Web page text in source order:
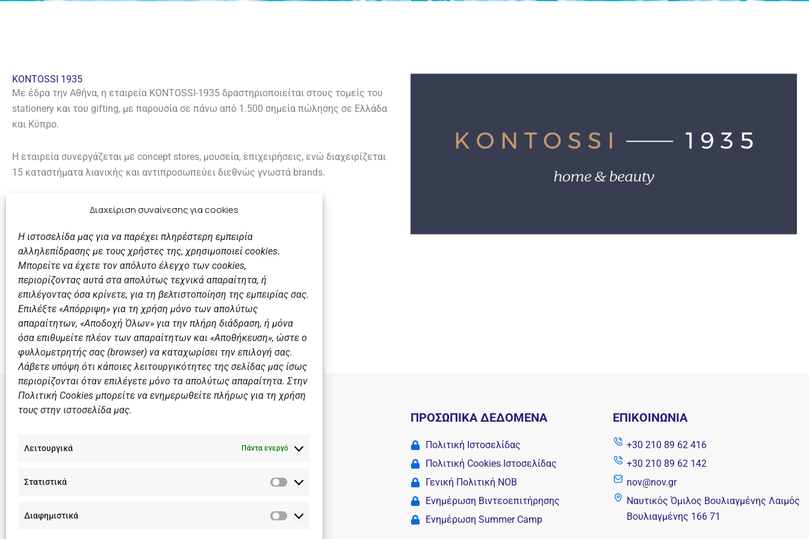
Διαχείριση συναίνεσης για cookies
Η ιστοσελίδα μας για να παρέχει πληρέστερη εμπειρία
αλληλεπίδρασης με τους χρήστες της, χρησιμοποιεί cookies.
Μπορείτε να έχετε τον απόλυτο έλεγχο των cookies,
περιορίζοντας αυτά στα απολύτως τεχνικά απαραίτητα, ή
επιλέγοντας όσα κρίνετε, για τη βελτιστοποίηση της εμπειρίας σας.
Επιλέξτε «Απόρριψη» για τη χρήση μόνο των απολύτως
απαραίτητων, «Αποδοχή Όλων» για την πλήρη διάδραση, ή μόνα
όσα επιθυμείτε πλέον των απαραίτητων και «Αποθήκευση», ώστε ο
φυλλομετρητής σας (browser) να καταχωρίσει την επιλογή σας.
Λάβετε υπόψη ότι κάποιες λειτουργικότητες της σελίδας μας ίσως
περιορίζονται όταν επιλέγετε μόνο τα απολύτως απαραίτητα. Στην
Πολιτική Cookies μπορείτε να ενημερωθείτε πλήρως για τη χρήση
τους στην ιστοσελίδα μας.
Λειτουργικά Πάντα ενεργό
Στατιστικά
Στατιστικά
Διαφημιστικά
Διαφημιστικά
KONTOSSI 1935
Με έδρα την Αθήνα, η εταιρεία KONTOSSI-1935 δραστηριοποιείται στους τομείς του
stationery και του gifting, με παρουσία σε πάνω από 1.500 σημεία πώλησης σε Ελλάδα
και Κύπρο.
Η εταιρεία συνεργάζεται με concept stores, μουσεία, επιχειρήσεις, ενώ διαχειρίζεται
15 καταστήματα λιανικής και αντιπροσωπεύει διεθνώς γνωστά brands.
Διευθύνων Σύμβουλος: Βογιατζής Πάνος
Στοιχεία Επικοινωνίας
Website:kontossi1935.gr
Τηλ.+30 210 3247 128
E-mail:sk@khb.com.gr/pv@fiftyfifty.gr
Επιστροφή
F
Αθλητικές σχολές
ΠΡΟΣΩΠΙΚΑ ΔΕΔΟΜΕΝΑ
Πολιτική Ιστοσελίδας
Πολιτική Cookies Iστοσελίδας
Γενική Πολιτική ΝΟΒ
Ενημέρωση Βιντεοεπιτήρησης
Ενημέρωση Summer Camp
ΕΠΙΚΟΙΝΩΝΊΑ
+30 210 89 62 416
+30 210 89 62 142
nov@nov.gr
Ναυτικός Όμιλος Βουλιαγμένης Λαιμός
Βουλιαγμένης 166 71